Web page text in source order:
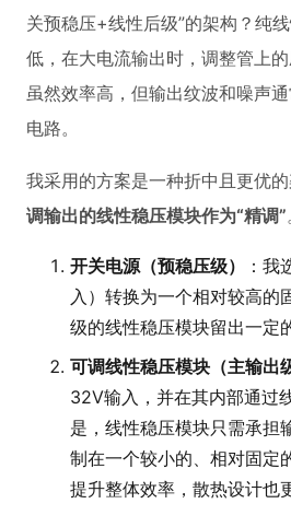
关预稳压+线性后级”的架构？纯
低，在大电流输出时，调整管上
虽然效率高，但输出纹波和噪声
电路。
我采用的方案是一种折中且更优的
调输出的线性稳压模块作为“精调”
开关电源（预稳压级）
：
入）转换为一个相对较高
级的线性稳压模块留出一定
可调线性稳压模块（主输出
32V输入，并在其内部通过
是，线性稳压模块只需承担
制在一个较小的、相对固定
提升整体效率，散热设计也